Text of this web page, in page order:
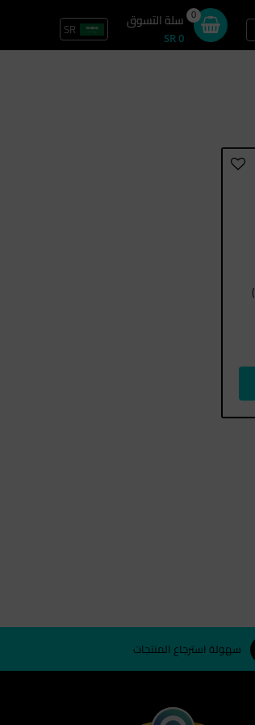
0 سلة التسوق
SR 0
SRتسجيل الدخول / سجل
سهولة استرجاع المنتجات